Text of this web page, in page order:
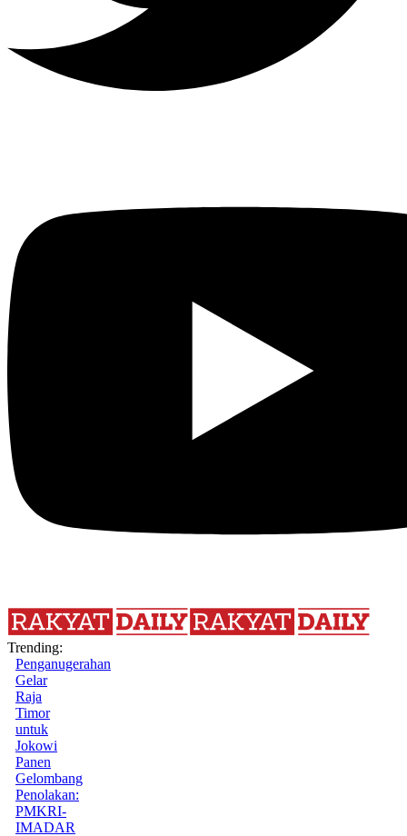
Trending:
Penganugerahan
Gelar
Raja
Timor
untuk
Jokowi
Panen
Gelombang
Penolakan:
PMKRI-
IMADAR